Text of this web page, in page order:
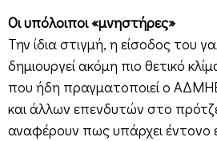
Οι υπόλοιποι «μνηστήρες»
Την ίδια στιγμή, η είσοδος του
δημιουργεί ακόμη πιο θετικό
που ήδη πραγματοποιεί ο
και άλλων επενδυτών στο
αναφέρουν πως υπάρχει έντονο